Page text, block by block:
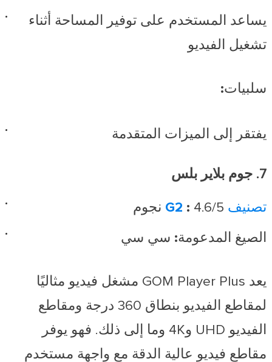
يساعد المستخدم على توفير المساحة أثناء
تشغيل الفيديو
سلبيات:
يفتقر إلى الميزات المتقدمة
7. جوم بلاير بلس
تصنيف G2 : 4.6/5 نجوم
الصيغ المدعومة: سي سي
يعد GOM Player Plus مشغل فيديو مثاليًا
لمقاطع الفيديو بنطاق 360 درجة ومقاطع
الفيديو UHD و4K وما إلى ذلك. فهو يوفر
مقاطع فيديو عالية الدقة مع واجهة مستخدم